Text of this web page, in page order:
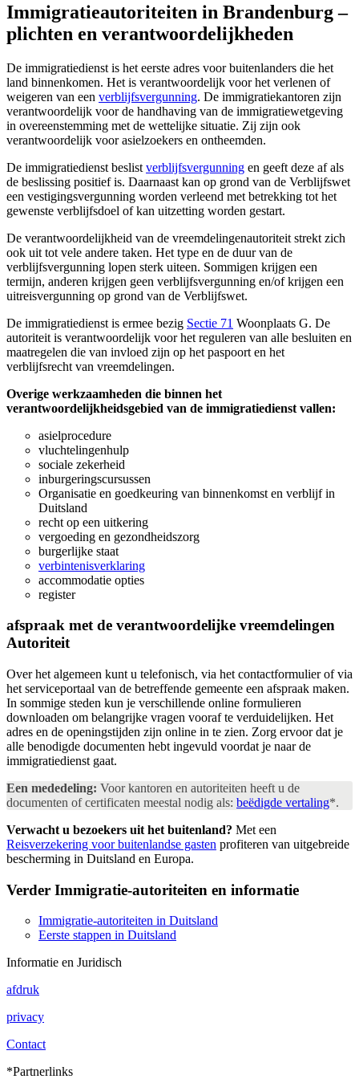
Immigratieautoriteiten in Brandenburg–
plichten en verantwoordelijkheden
De immigratiedienst is het eerste adres voor buitenlanders die het
land binnenkomen. Het is verantwoordelijk voor het verlenen of
weigeren van een verblijfsvergunning. De immigratiekantoren zijn
verantwoordelijk voor de handhaving van de immigratiewetgeving
in overeenstemming met de wettelijke situatie. Zij zijn ook
verantwoordelijk voor asielzoekers en ontheemden.
De immigratiedienst beslist verblijfsvergunning en geeft deze af als
de beslissing positief is. Daarnaast kan op grond van de Verblijfswet
een vestigingsvergunning worden verleend met betrekking tot het
gewenste verblijfsdoel of kan uitzetting worden gestart.
De verantwoordelijkheid van de vreemdelingenautoriteit strekt zich
ook uit tot vele andere taken. Het type en de duur van de
verblijfsvergunning lopen sterk uiteen. Sommigen krijgen een
termijn, anderen krijgen geen verblijfsvergunning en/of krijgen een
uitreisvergunning op grond van de Verblijfswet.
De immigratiedienst is ermee bezig Sectie 71 Woonplaats G. De
autoriteit is verantwoordelijk voor het reguleren van alle besluiten en
maatregelen die van invloed zijn op het paspoort en het
verblijfsrecht van vreemdelingen.
Overige werkzaamheden die binnen het
verantwoordelijkheidsgebied van de immigratiedienst vallen:
asielprocedure
vluchtelingenhulp
sociale zekerheid
inburgeringscursussen
Organisatie en goedkeuring van binnenkomst en verblijf in
Duitsland
recht op een uitkering
vergoeding en gezondheidszorg
burgerlijke staat
verbintenisverklaring
accommodatie opties
register
afspraak met de verantwoordelijke vreemdelingen
Autoriteit
Over het algemeen kunt u telefonisch, via het contactformulier of via
het serviceportaal van de betreffende gemeente een afspraak maken.
In sommige steden kun je verschillende online formulieren
downloaden om belangrijke vragen vooraf te verduidelijken. Het
adres en de openingstijden zijn online in te zien. Zorg ervoor dat je
alle benodigde documenten hebt ingevuld voordat je naar de
immigratiedienst gaat.
Een mededeling: Voor kantoren en autoriteiten heeft u de
documenten of certificaten meestal nodig als: beëdigde vertaling*.
Verwacht u bezoekers uit het buitenland? Met een
Reisverzekering voor buitenlandse gasten profiteren van uitgebreide
bescherming in Duitsland en Europa.
Verder Immigratie-autoriteiten en informatie
Immigratie-autoriteiten in Duitsland
Eerste stappen in Duitsland
Informatie en Juridisch
afdruk
privacy
Contact
*Partnerlinks